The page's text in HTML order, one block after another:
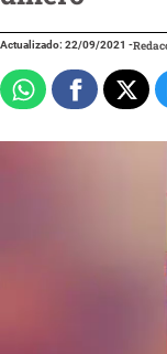
Actualizado: 22/09/2021 -